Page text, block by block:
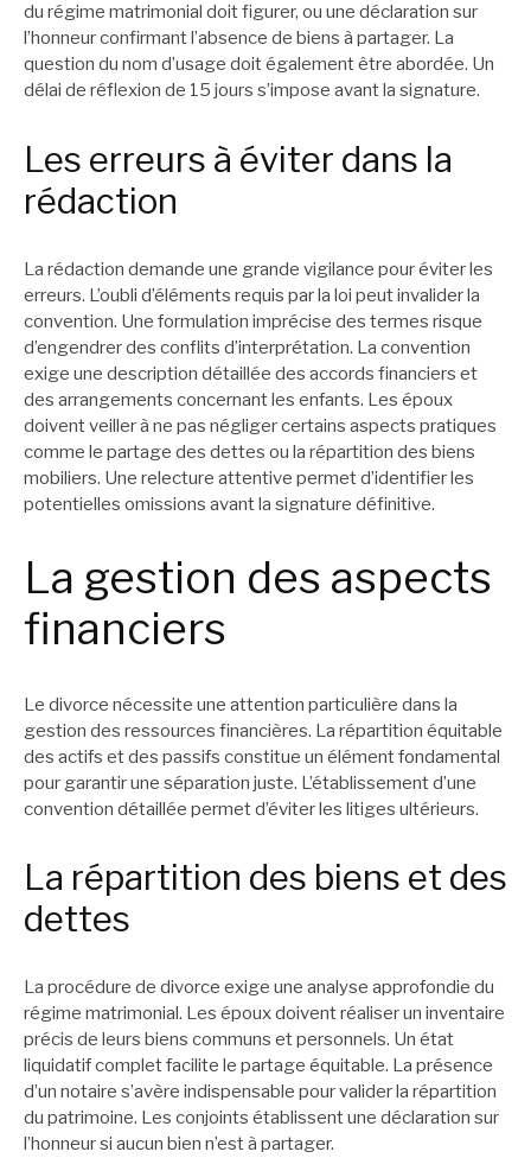
du régime matrimonial doit figurer, ou une déclaration sur
l’honneur confirmant l’absence de biens à partager. La
question du nom d’usage doit également être abordée. Un
délai de réflexion de 15 jours s’impose avant la signature.
Les erreurs à éviter dans la
rédaction
La rédaction demande une grande vigilance pour éviter les
erreurs. L’oubli d’éléments requis par la loi peut invalider la
convention. Une formulation imprécise des termes risque
d’engendrer des conflits d’interprétation. La convention
exige une description détaillée des accords financiers et
des arrangements concernant les enfants. Les époux
doivent veiller à ne pas négliger certains aspects pratiques
comme le partage des dettes ou la répartition des biens
mobiliers. Une relecture attentive permet d’identifier les
potentielles omissions avant la signature définitive.
La gestion des aspects
financiers
Le divorce nécessite une attention particulière dans la
gestion des ressources financières. La répartition équitable
des actifs et des passifs constitue un élément fondamental
pour garantir une séparation juste. L’établissement d’une
convention détaillée permet d’éviter les litiges ultérieurs.
La répartition des biens et des
dettes
La procédure de divorce exige une analyse approfondie du
régime matrimonial. Les époux doivent réaliser un inventaire
précis de leurs biens communs et personnels. Un état
liquidatif complet facilite le partage équitable. La présence
d’un notaire s’avère indispensable pour valider la répartition
du patrimoine. Les conjoints établissent une déclaration sur
l’honneur si aucun bien n’est à partager.